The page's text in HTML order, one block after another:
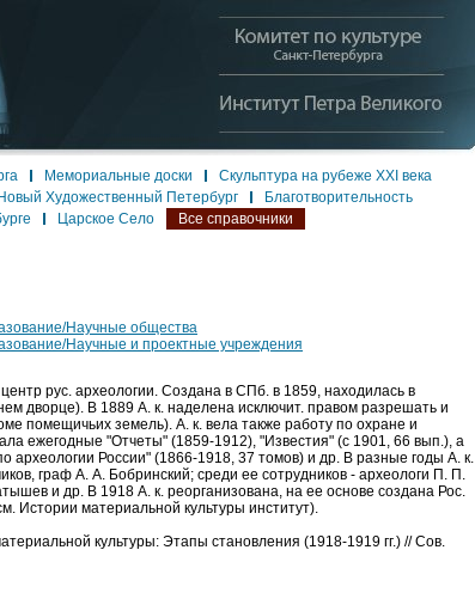
Мемориальные доски
Скульптура на рубеже XXI века
Новый Художественный Петербург
Благотворительность
Царское Село
Все справочники
Научные общества
Научные и проектные учреждения
рус. археологии. Создана в СПб. в 1859, находилась в
дворце). В 1889 А. к. наделена исключит. правом разрешать и
помещичьих земель). А. к. вела также работу по охране и
ежегодные "Отчеты" (1859-1912), "Известия" (с 1901, 66 вып.), а
России" (1866-1918, 37 томов) и др. В разные годы А. к.
граф А. А. Бобринский; среди ее сотрудников - археологи П. П.
и др. В 1918 А. к. реорганизована, на ее основе создана Рос.
Истории материальной культуры институт).
культуры: Этапы становления (1918-1919 гг.) // Сов.